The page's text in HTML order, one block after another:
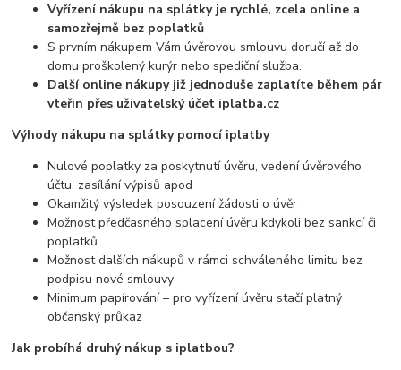
Vyřízení nákupu na splátky je rychlé, zcela online a
samozřejmě bez poplatků
S prvním nákupem Vám úvěrovou smlouvu doručí až do
domu proškolený kurýr nebo spediční služba.
Další online nákupy již jednoduše zaplatíte během pár
vteřin přes uživatelský účet iplatba.cz
Výhody nákupu na splátky pomocí iplatby
Nulové poplatky za poskytnutí úvěru, vedení úvěrového
účtu, zasílání výpisů apod
Okamžitý výsledek posouzení žádosti o úvěr
Možnost předčasného splacení úvěru kdykoli bez sankcí či
poplatků
Možnost dalších nákupů v rámci schváleného limitu bez
podpisu nové smlouvy
Minimum papírování – pro vyřízení úvěru stačí platný
občanský průkaz
Jak probíhá druhý nákup s iplatbou?